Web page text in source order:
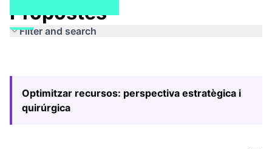
Propostes
Filter and search
Optimitzar recursos: perspectiva estratègica i
quirúrgica